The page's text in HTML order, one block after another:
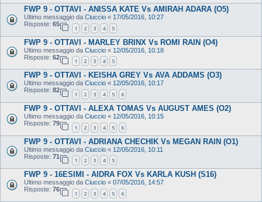
FWP 9 - OTTAVI - ANISSA KATE Vs AMIRAH ADARA (O5)
Ultimo messaggio da Ciuccio « 17/05/2016, 10:27
Risposte: 65
1 2 3 4 5
FWP 9 - OTTAVI - MARLEY BRINX Vs ROMI RAIN (O4)
Ultimo messaggio da Ciuccio « 12/05/2016, 10:18
Risposte: 62
1 2 3 4 5
FWP 9 - OTTAVI - KEISHA GREY Vs AVA ADDAMS (O3)
Ultimo messaggio da Ciuccio « 12/05/2016, 10:17
Risposte: 82
1 2 3 4 5 6
FWP 9 - OTTAVI - ALEXA TOMAS Vs AUGUST AMES (O2)
Ultimo messaggio da Ciuccio « 12/05/2016, 10:15
Risposte: 79
1 2 3 4 5 6
FWP 9 - OTTAVI - ADRIANA CHECHIK Vs MEGAN RAIN (O1)
Ultimo messaggio da Ciuccio « 12/05/2016, 10:11
Risposte: 71
1 2 3 4 5
FWP 9 - 16ESIMI - AIDRA FOX Vs KARLA KUSH (S16)
Ultimo messaggio da Ciuccio « 07/05/2016, 14:57
Risposte: 76
1 2 3 4 5 6